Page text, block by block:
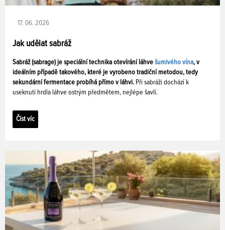
17. 06. 2026
Jak udělat sabráž
Sabráž (sabrage) je speciální technika otevírání láhve šumivého vína, v
ideálním případě takového, které je vyrobeno tradiční metodou, tedy
sekundární fermentace probíhá přímo v láhvi. Při sabráži dochází k
useknutí hrdla láhve ostrým předmětem, nejlépe šavlí.
Číst víc